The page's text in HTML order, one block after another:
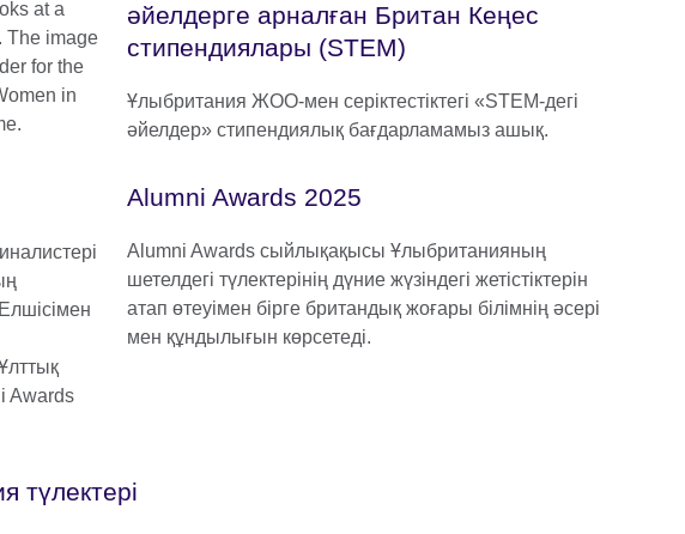
әйелдерге арналған Британ Кеңес
стипендиялары (STEM)
Ұлыбритания ЖОО-мен серіктестіктегі «STEM-дегі
әйелдер» стипендиялық бағдарламамыз ашық.
Alumni Awards 2025
Alumni Awards сыйлықақысы Ұлыбританияның
шетелдегі түлектерінің дүние жүзіндегі жетістіктерін
атап өтеуімен бірге британдық жоғары білімнің әсері
мен құндылығын көрсетеді.
түлектері